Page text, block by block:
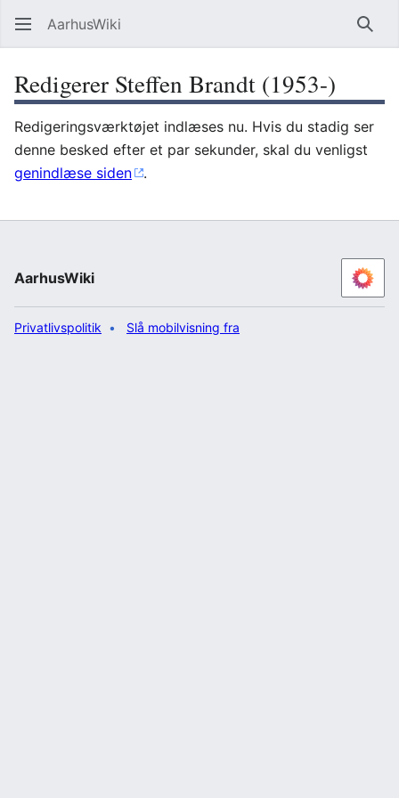
AarhusWiki Søg
Redigerer Steffen Brandt (1953-)
Redigeringsværktøjet indlæses nu. Hvis du stadig ser
denne besked efter et par sekunder, skal du venligst
genindlæse siden
.
AarhusWiki
Privatlivspolitik Slå mobilvisning fra